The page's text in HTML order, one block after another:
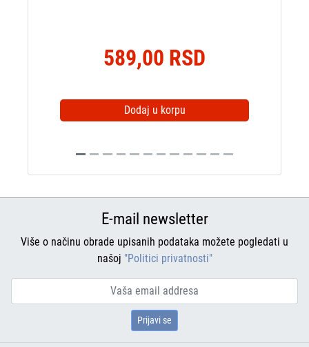
589,00 RSD
Dodaj u korpu
E-mail newsletter
Više o načinu obrade upisanih podataka možete pogledati u
našoj "Politici privatnosti"
Prijavi se